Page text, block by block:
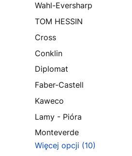
Wahl-Eversharp
TOM HESSIN
Cross
Conklin
Diplomat
Faber-Castell
Kaweco
Lamy - Pióra
Monteverde
Więcej opcji (10)